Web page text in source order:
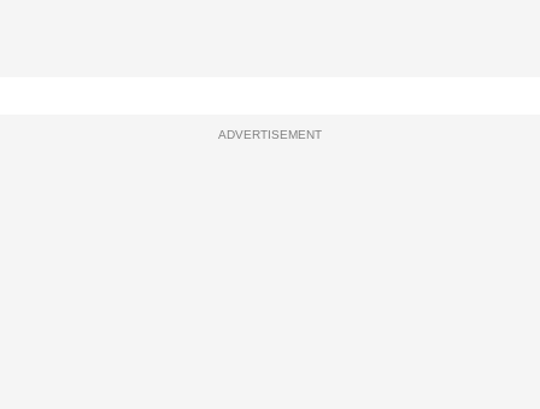
ADVERTISEMENT